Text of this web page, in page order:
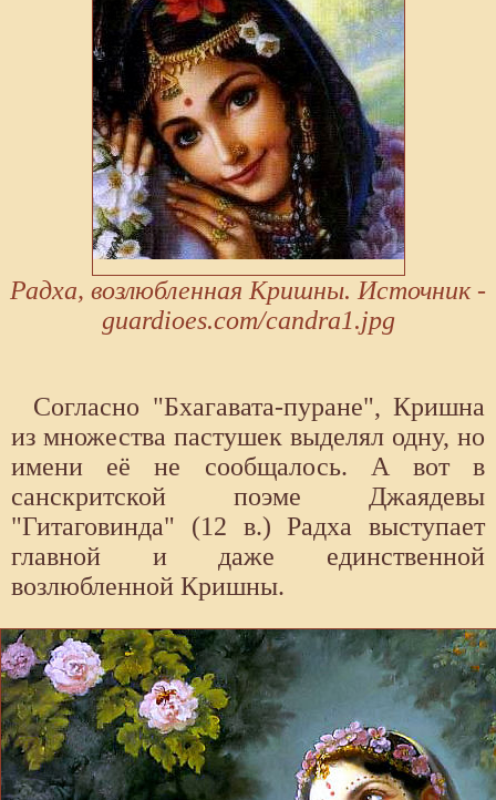
Радха, возлюбленная Кришны. Источник -
guardioes.com/candra1.jpg
Согласно "Бхагавата-пуране", Кришна
из множества пастушек выделял одну, но
имени её не сообщалось. А вот в
санскритской поэме Джаядевы
"Гитаговинда" (12 в.) Радха выступает
главной и даже единственной
возлюбленной Кришны.